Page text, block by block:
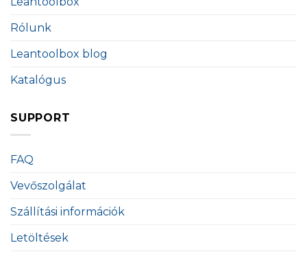
Rólunk
Leantoolbox blog
Katalógus
SUPPORT
FAQ
Vevőszolgálat
Szállítási információk
Letöltések